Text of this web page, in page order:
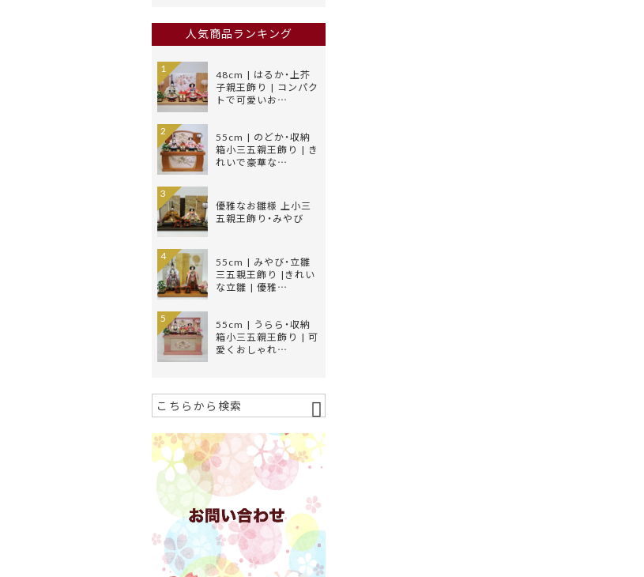
人気商品ランキング
48cm | はるか・上芥
子親王飾り | コンパク
トで可愛いお…
1
55cm | のどか・収納
箱小三五親王飾り | き
れいで豪華な…
2
優雅なお雛様 上小三
五親王飾り・みやび
3
55cm | みやび・立雛
三五親王飾り |きれい
な立雛 | 優雅…
4
55cm | うらら・収納
箱小三五親王飾り | 可
愛くおしゃれ…
5